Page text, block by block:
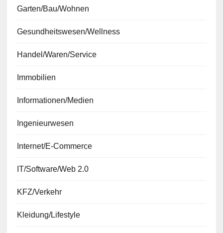
Garten/Bau/Wohnen
Gesundheitswesen/Wellness
Handel/Waren/Service
Immobilien
Informationen/Medien
Ingenieurwesen
Internet/E-Commerce
IT/Software/Web 2.0
KFZ/Verkehr
Kleidung/Lifestyle